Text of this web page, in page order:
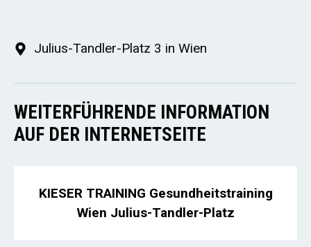
Julius-Tandler-Platz 3 in Wien
WEITERFÜHRENDE INFORMATION
AUF DER INTERNETSEITE
KIESER TRAINING Gesundheitstraining
Wien Julius-Tandler-Platz